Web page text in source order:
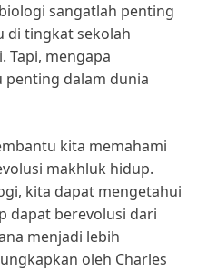
sangatlah penting
di tingkat sekolah
Tapi, mengapa
dalam dunia
kita memahami
makhluk hidup.
kita dapat mengetahui
dapat berevolusi dari
menjadi lebih
oleh Charles